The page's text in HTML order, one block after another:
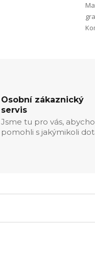
Osobní zákaznický
servis
Jsme tu pro vás,
pomohli s jakýmikoli